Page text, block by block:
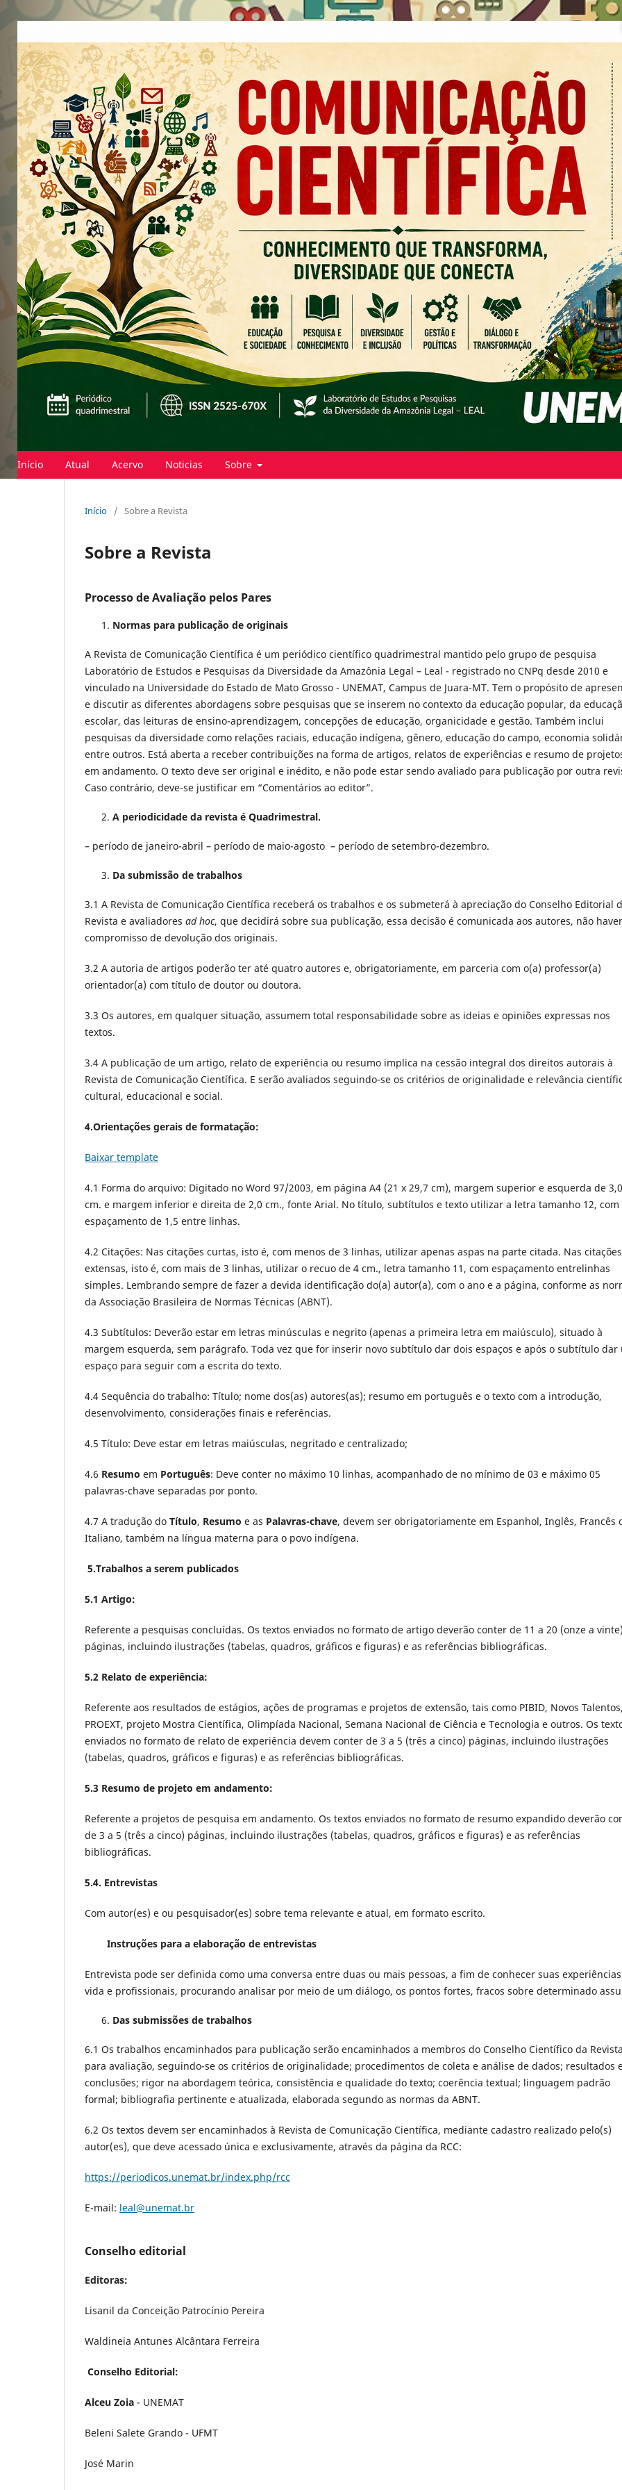
Início Atual Acervo Noticias Sobre
Início / Sobre a Revista
Sobre a Revista
Processo de Avaliação pelos Pares
Normas para publicação de originais
A Revista de Comunicação Científica é um periódico científico quadrimestral mantido pelo grupo de pesquisa
Laboratório de Estudos e Pesquisas da Diversidade da Amazônia Legal – Leal - registrado no CNPq desde 2010 e
vinculado na Universidade do Estado de Mato Grosso - UNEMAT, Campus de Juara-MT. Tem o propósito de
e discutir as diferentes abordagens sobre pesquisas que se inserem no contexto da educação popular, da
escolar, das leituras de ensino-aprendizagem, concepções de educação, organicidade e gestão. Também inclui
pesquisas da diversidade como relações raciais, educação indígena, gênero, educação do campo, economia
entre outros. Está aberta a receber contribuições na forma de artigos, relatos de experiências e resumo de
em andamento. O texto deve ser original e inédito, e não pode estar sendo avaliado para publicação por outra
Caso contrário, deve-se justificar em “Comentários ao editor”.
A periodicidade da revista é Quadrimestral.
– período de janeiro-abril – período de maio-agosto – período de setembro-dezembro.
Da submissão de trabalhos
3.1 A Revista de Comunicação Científica receberá os trabalhos e os submeterá à apreciação do Conselho Editorial
Revista e avaliadores ad hoc, que decidirá sobre sua publicação, essa decisão é comunicada aos autores, não
compromisso de devolução dos originais.
3.2 A autoria de artigos poderão ter até quatro autores e, obrigatoriamente, em parceria com o(a) professor(a)
orientador(a) com título de doutor ou doutora.
3.3 Os autores, em qualquer situação, assumem total responsabilidade sobre as ideias e opiniões expressas nos
textos.
3.4 A publicação de um artigo, relato de experiência ou resumo implica na cessão integral dos direitos autorais à
Revista de Comunicação Científica. E serão avaliados seguindo-se os critérios de originalidade e relevância
cultural, educacional e social.
4.Orientações gerais de formatação:
Baixar template
4.1 Forma do arquivo: Digitado no Word 97/2003, em página A4 (21 x 29,7 cm), margem superior e esquerda de 3,0
cm. e margem inferior e direita de 2,0 cm., fonte Arial. No título, subtítulos e texto utilizar a letra tamanho 12, com
espaçamento de 1,5 entre linhas.
4.2 Citações: Nas citações curtas, isto é, com menos de 3 linhas, utilizar apenas aspas na parte citada. Nas citações
extensas, isto é, com mais de 3 linhas, utilizar o recuo de 4 cm., letra tamanho 11, com espaçamento entrelinhas
simples. Lembrando sempre de fazer a devida identificação do(a) autor(a), com o ano e a página, conforme as
da Associação Brasileira de Normas Técnicas (ABNT).
4.3 Subtítulos: Deverão estar em letras minúsculas e negrito (apenas a primeira letra em maiúsculo), situado à
margem esquerda, sem parágrafo. Toda vez que for inserir novo subtítulo dar dois espaços e após o subtítulo dar
espaço para seguir com a escrita do texto.
4.4 Sequência do trabalho: Título; nome dos(as) autores(as); resumo em português e o texto com a introdução,
desenvolvimento, considerações finais e referências.
4.5 Título: Deve estar em letras maiúsculas, negritado e centralizado;
4.6 Resumo em Português: Deve conter no máximo 10 linhas, acompanhado de no mínimo de 03 e máximo 05
palavras-chave separadas por ponto.
4.7 A tradução do Título, Resumo e as Palavras-chave, devem ser obrigatoriamente em Espanhol, Inglês, Francês
Italiano, também na língua materna para o povo indígena.
5.Trabalhos a serem publicados
5.1 Artigo:
Referente a pesquisas concluídas. Os textos enviados no formato de artigo deverão conter de 11 a 20 (onze a vinte)
páginas, incluindo ilustrações (tabelas, quadros, gráficos e figuras) e as referências bibliográficas.
5.2 Relato de experiência:
Referente aos resultados de estágios, ações de programas e projetos de extensão, tais como PIBID, Novos Talentos,
PROEXT, projeto Mostra Científica, Olimpíada Nacional, Semana Nacional de Ciência e Tecnologia e outros. Os
enviados no formato de relato de experiência devem conter de 3 a 5 (três a cinco) páginas, incluindo ilustrações
(tabelas, quadros, gráficos e figuras) e as referências bibliográficas.
5.3 Resumo de projeto em andamento:
Referente a projetos de pesquisa em andamento. Os textos enviados no formato de resumo expandido deverão
de 3 a 5 (três a cinco) páginas, incluindo ilustrações (tabelas, quadros, gráficos e figuras) e as referências
bibliográficas.
5.4. Entrevistas
Com autor(es) e ou pesquisador(es) sobre tema relevante e atual, em formato escrito.
Instruções para a elaboração de entrevistas
Entrevista pode ser definida como uma conversa entre duas ou mais pessoas, a fim de conhecer suas
vida e profissionais, procurando analisar por meio de um diálogo, os pontos fortes, fracos sobre determinado
Das submissões de trabalhos
6.1 Os trabalhos encaminhados para publicação serão encaminhados a membros do Conselho Científico da Revista
para avaliação, seguindo-se os critérios de originalidade; procedimentos de coleta e análise de dados; resultados
conclusões; rigor na abordagem teórica, consistência e qualidade do texto; coerência textual; linguagem padrão
formal; bibliografia pertinente e atualizada, elaborada segundo as normas da ABNT.
6.2 Os textos devem ser encaminhados à Revista de Comunicação Científica, mediante cadastro realizado pelo(s)
autor(es), que deve acessado única e exclusivamente, através da página da RCC:
https://periodicos.unemat.br/index.php/rcc
E-mail: leal@unemat.br
Conselho editorial
Editoras:
Lisanil da Conceição Patrocínio Pereira
Waldineia Antunes Alcântara Ferreira
Conselho Editorial:
Alceu Zoia - UNEMAT
Beleni Salete Grando - UFMT
José Marin